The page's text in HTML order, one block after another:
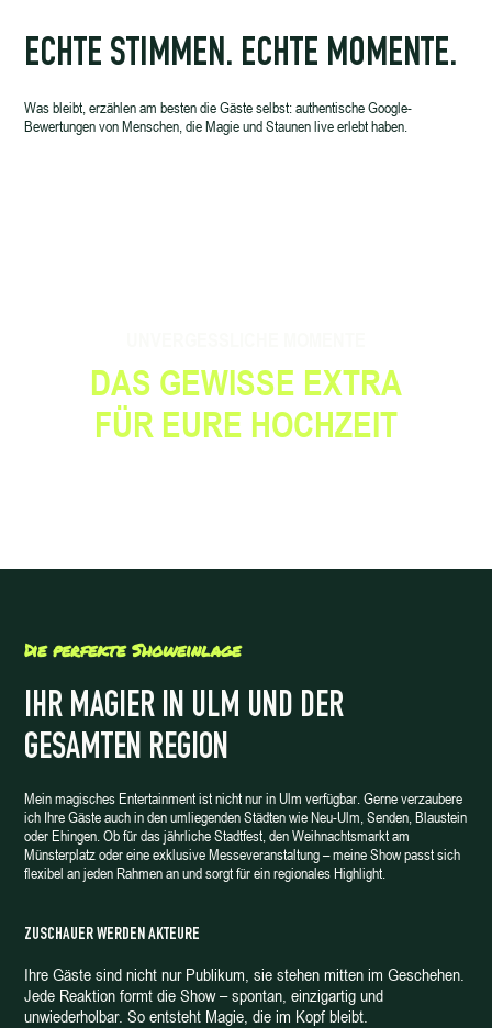
ECHTE STIMMEN. ECHTE MOMENTE.
Was bleibt, erzählen am besten die Gäste selbst: authentische Google-
Bewertungen von Menschen, die Magie und Staunen live erlebt haben.
DAS GEWISSE EXTRA
FÜR EURE HOCHZEIT
Die perfekte Showeinlage
IHR MAGIER IN ULM UND DER
GESAMTEN REGION
Mein magisches Entertainment ist nicht nur in Ulm verfügbar. Gerne verzaubere
ich Ihre Gäste auch in den umliegenden Städten wie Neu-Ulm, Senden, Blaustein
oder Ehingen. Ob für das jährliche Stadtfest, den Weihnachtsmarkt am
Münsterplatz oder eine exklusive Messeveranstaltung – meine Show passt sich
flexibel an jeden Rahmen an und sorgt für ein regionales Highlight.
ZUSCHAUER WERDEN AKTEURE
Ihre Gäste sind nicht nur Publikum, sie stehen mitten im Geschehen.
Jede Reaktion formt die Show – spontan, einzigartig und
unwiederholbar. So entsteht Magie, die im Kopf bleibt.